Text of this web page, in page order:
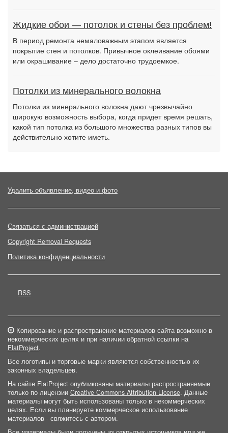
Жидкие обои — потолок и стены без проблем!
В период ремонта немаловажным этапом является
покрытие стен и потолков. Привычное оклеивание обоями
или окрашивание – дело достаточно трудоемкое.
Потолки из минерального волокна
Потолки из минерального волокна дают чрезвычайно
широкую возможность выбора, когда придет время решать,
какой тип потолка из большого множества разных типов вы
действительно хотите иметь.
Удалить объявление, видео и фото
Связаться с администрацией
Copyright Removal Requests
Политика конфиденциальности
RSS
Копирование и распространение материалов сайта возможно в
некоммерческих целях и при наличии обратной ссылки на
FlatProject.
Все логотипы и торговые марки являются собственностью их
законных владельцев.
На сайте FlatProject опубликованы материалы распространяемые
только по лицензии Creative Commons Attribution License. Данные
материалы могут быть использованы только в некоммерческих
целях. Если вы планируете коммерческое использование
материалов - свяжитесь с автором.